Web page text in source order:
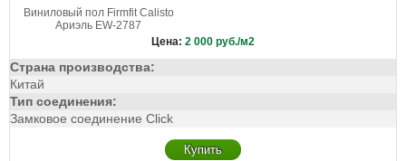
Виниловый пол Firmfit Calisto
Ариэль EW-2787
Цена: 2 000 руб./м2
Страна производства:
Китай
Тип соединения:
Замковое соединение Click
Купить